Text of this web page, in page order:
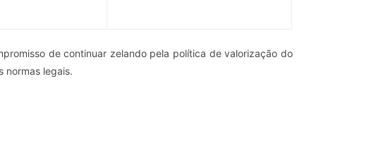
de continuar zelando pela política de valorização do
normas legais.